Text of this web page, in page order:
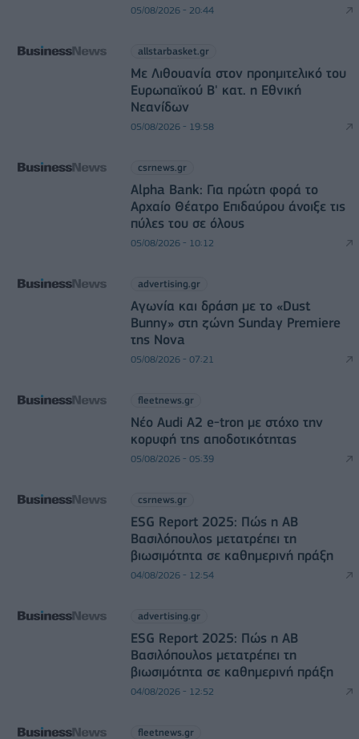
05/08/2026 - 20:44
allstarbasket.gr
Με Λιθουανία στον προημιτελικό του
Ευρωπαϊκού Β' κατ. η Εθνική
Νεανίδων
05/08/2026 - 19:58
csrnews.gr
Alpha Bank: Για πρώτη φορά το
Αρχαίο Θέατρο Επιδαύρου άνοιξε τις
πύλες του σε όλους
05/08/2026 - 10:12
advertising.gr
Αγωνία και δράση με το «Dust
Bunny» στη ζώνη Sunday Premiere
της Nova
05/08/2026 - 07:21
fleetnews.gr
Νέο Audi A2 e-tron με στόχο την
κορυφή της αποδοτικότητας
05/08/2026 - 05:39
csrnews.gr
ESG Report 2025: Πώς η ΑΒ
Βασιλόπουλος μετατρέπει τη
βιωσιμότητα σε καθημερινή πράξη
04/08/2026 - 12:54
advertising.gr
ESG Report 2025: Πώς η ΑΒ
Βασιλόπουλος μετατρέπει τη
βιωσιμότητα σε καθημερινή πράξη
04/08/2026 - 12:52
fleetnews.gr